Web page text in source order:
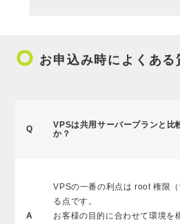
trip_origin お申込み時によくある
Q
VPSは共用サーバープランと比
か？
A
VPSの一番の利点は root 権限
る点です。
お客様の目的に合わせて環境を